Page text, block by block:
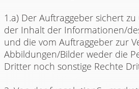
1.a) Der Auftraggeber sichert
der Inhalt der Informationen/
und die vom Auftraggeber zur
Abbildungen/Bilder weder die
Dritter noch sonstige Rechte